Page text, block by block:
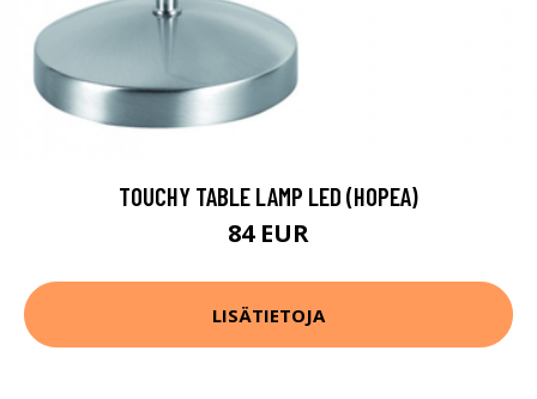
TOUCHY TABLE LAMP LED (HOPEA)
84 EUR
LISÄTIETOJA